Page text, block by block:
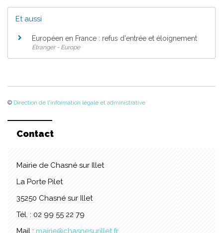
Et aussi
Européen en France : refus d'entrée et éloignement
Étranger - Europe
© Direction de l'information légale et administrative
Contact
Mairie de Chasné sur Illet
La Porte Pilet
35250 Chasné sur Illet
Tél. : 02 99 55 22 79
Mail : mairie@chasnesurillet.fr